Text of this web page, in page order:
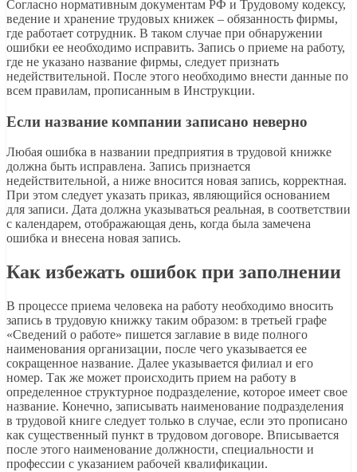
Согласно нормативным документам РФ и Трудовому кодексу,
ведение и хранение трудовых книжек – обязанность фирмы,
где работает сотрудник. В таком случае при обнаружении
ошибки ее необходимо исправить. Запись о приеме на работу,
где не указано название фирмы, следует признать
недействительной. После этого необходимо внести данные по
всем правилам, прописанным в Инструкции.
Если название компании записано неверно
Любая ошибка в названии предприятия в трудовой книжке
должна быть исправлена. Запись признается
недействительной, а ниже вносится новая запись, корректная.
При этом следует указать приказ, являющийся основанием
для записи. Дата должна указываться реальная, в соответствии
с календарем, отображающая день, когда была замечена
ошибка и внесена новая запись.
Как избежать ошибок при заполнении
В процессе приема человека на работу необходимо вносить
запись в трудовую книжку таким образом: в третьей графе
«Сведений о работе» пишется заглавие в виде полного
наименования организации, после чего указывается ее
сокращенное название. Далее указывается филиал и его
номер. Так же может происходить прием на работу в
определенное структурное подразделение, которое имеет свое
название. Конечно, записывать наименование подразделения
в трудовой книге следует только в случае, если это прописано
как существенный пункт в трудовом договоре. Вписывается
после этого наименование должности, специальности и
профессии с указанием рабочей квалификации.